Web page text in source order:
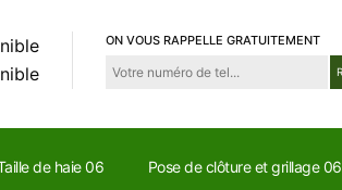
ON VOUS RAPPELLE GRATUITEMENT
de haie 06 Pose de clôture et grillage 06